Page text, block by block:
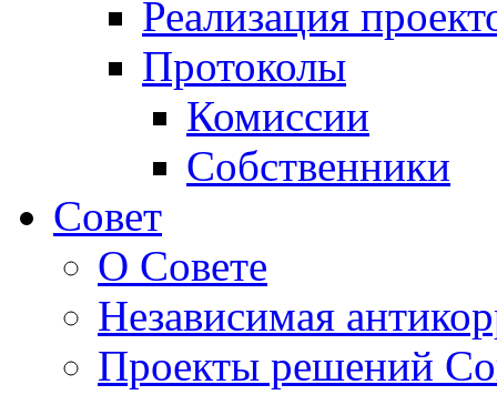
Реализация
Протоколы
Комиссии
Собственники
Совет
О Совете
Независимая
Проекты решений